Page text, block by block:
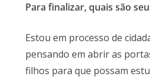
Para finalizar, quais são
Estou em processo de
pensando em abrir as
filhos para que possam